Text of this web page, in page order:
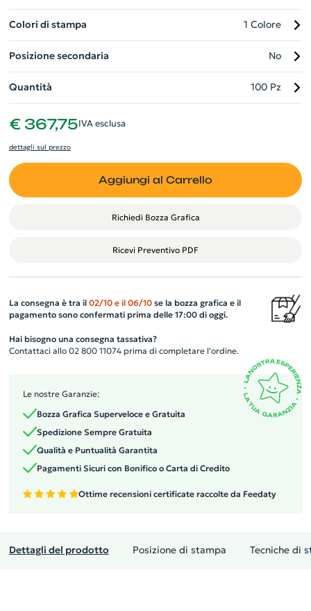
Colori di stampa 1 Colore
Posizione secondaria No
Quantità 100 Pz
€ 367,75IVA esclusa
dettagli sul prezzo
Aggiungi al Carrello
Richiedi Bozza Grafica
Ricevi Preventivo PDF
La consegna è tra il 02/10 e il 06/10se la bozza grafica e il
pagamento sono confermati prima delle 17:00 di oggi.
Hai bisogno una consegna tassativa?
Contattaci allo 02 800 11074 prima di completare l’ordine.
Le nostre Garanzie:
Bozza Grafica Superveloce e Gratuita
Spedizione Sempre Gratuita
Qualità e Puntualità Garantita
Pagamenti Sicuri con Bonifico o Carta di Credito
Ottime recensioni certificate raccolte da Feedaty
Dettagli del prodotto Posizione di stampa Tecniche di